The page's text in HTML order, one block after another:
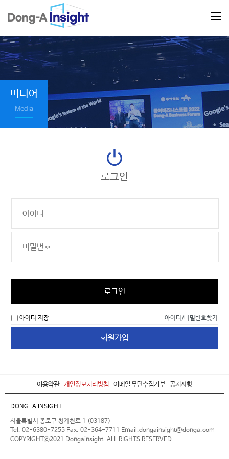
미디어
Media
로그인
로그인
아이디 저장 아이디/비밀번호찾기
회원가입
이용약관 개인정보처리방침 이메일 무단수집거부 공지사항
DONG-A INSIGHT
서울특별시 종로구 청계천로 1 (03187)
Tel. 02-6380-7255 Fax. 02-364-7711 Email.dongainsight@donga.com
COPYRIGHTⓒ2021 Dongainsight. ALL RIGHTS RESERVED